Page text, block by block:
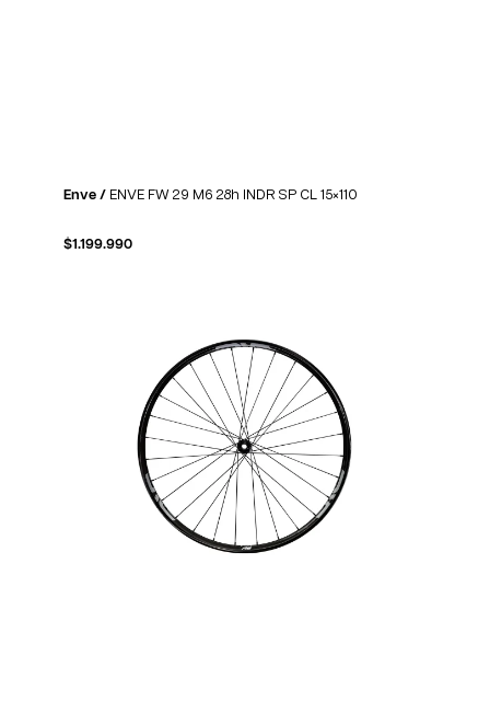
Enve / ENVE FW 29 M6 28h INDR SP CL 15×110
$1.199.990